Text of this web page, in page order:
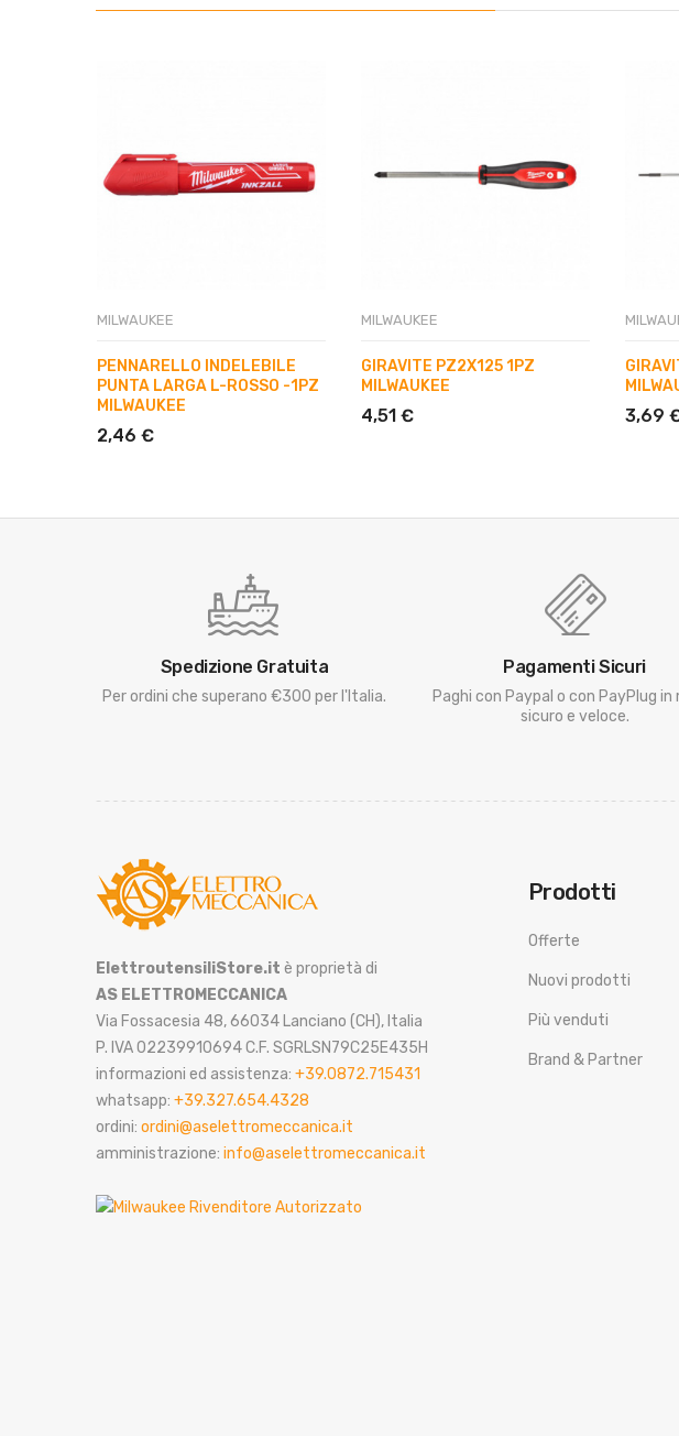
MILWAUKEE
PENNARELLO INDELEBILE
PUNTA LARGA L-ROSSO -1PZ
MILWAUKEE
2,46 €
MILWAUKEE
GIRAVITE PZ2X125 1PZ
MILWAUKEE
4,51 € 3,69
Spedizione Gratuita
Per ordini che superano €300 per l'Italia.
Pagamenti Sicuri
Paghi con Paypal o con PayPlug in
sicuro e veloce.
ElettroutensiliStore.it è proprietà di
AS ELETTROMECCANICA
Via Fossacesia 48, 66034 Lanciano (CH), Italia
P. IVA 02239910694 C.F. SGRLSN79C25E435H
informazioni ed assistenza: +39.0872.715431
whatsapp: +39.327.654.4328
ordini: ordini@aselettromeccanica.it
amministrazione: info@aselettromeccanica.it
Prodotti
Offerte
Nuovi prodotti
Più venduti
Brand & Partner